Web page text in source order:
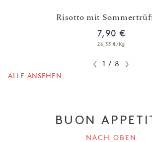
Risotto mit
7,90 €
26,33 €/Kg
1 / 8
ALLE ANSEHEN
BUON
NACH OBEN